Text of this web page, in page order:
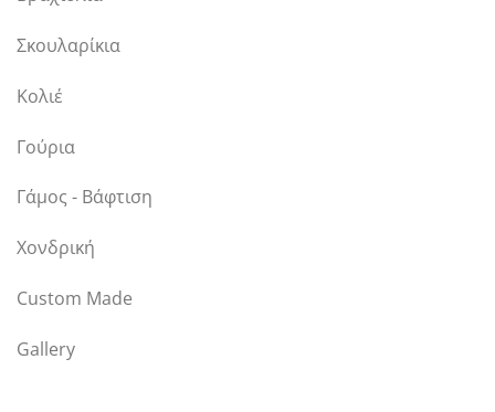
Σκουλαρίκια
Κολιέ
Γούρια
Γάμος - Βάφτιση
Χονδρική
Custom Made
Gallery